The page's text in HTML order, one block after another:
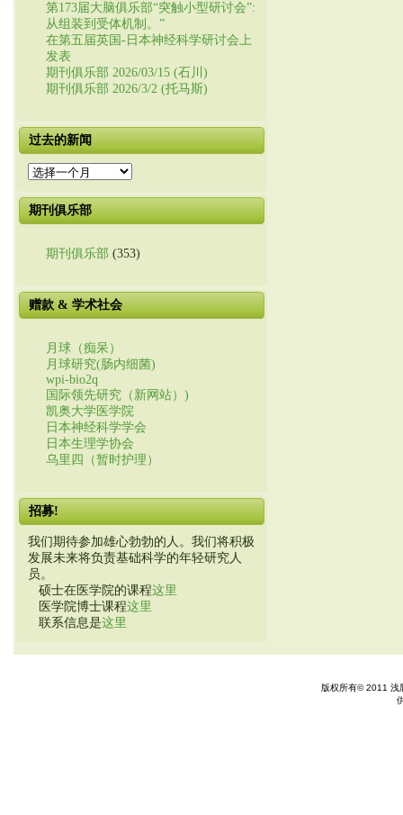
第173届大脑俱乐部“突触小型研讨会”:
从组装到受体机制。”
在第五届英国-日本神经科学研讨会上
发表
期刊俱乐部 2026/03/15 (石川)
期刊俱乐部 2026/3/2 (托马斯)
过去的新闻
过
的
新
期刊俱乐部
期刊俱乐部 (353)
赠款 & 学术社会
月球（痴呆）
月球研究(肠内细菌)
wpi-bio2q
国际领先研究（新网站）)
凯奥大学医学院
日本神经科学学会
日本生理学协会
乌里四（暂时护理）
招募!
我们期待参加雄心勃勃的人。我们将积极
发展未来将负责基础科学的年轻研究人
员。
硕士在医学院的课程这里
医学院博士课程这里
联系信息是这里
版权所有© 2011 浅